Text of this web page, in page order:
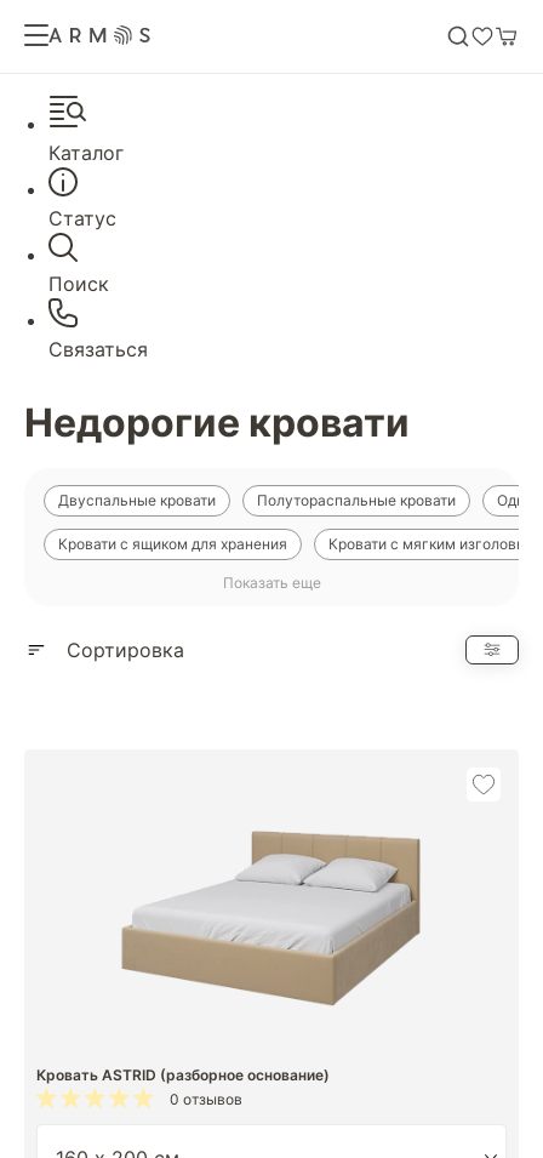
Каталог
Статус
Поиск
Связаться
Недорогие кровати
Двуспальные кровати Полутораспальные кровати
Кровати с ящиком для хранения Кровати с мягким изголовьем
Кровати с металлическим каркасом
Показать еще
Сортировка
Кровать ASTRID (разборное основание)
0 отзывов